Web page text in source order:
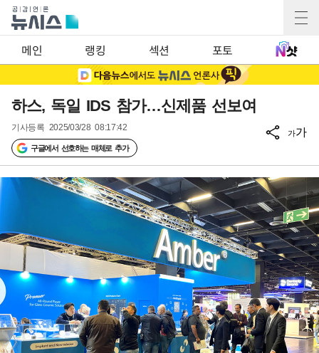
메인 랭킹 섹션 포토
하스, 독일 IDS 참가…신제품 선보여
기사등록 2025/03/28 08:17:42
구글에서 선호하는 매체로 추가
가가